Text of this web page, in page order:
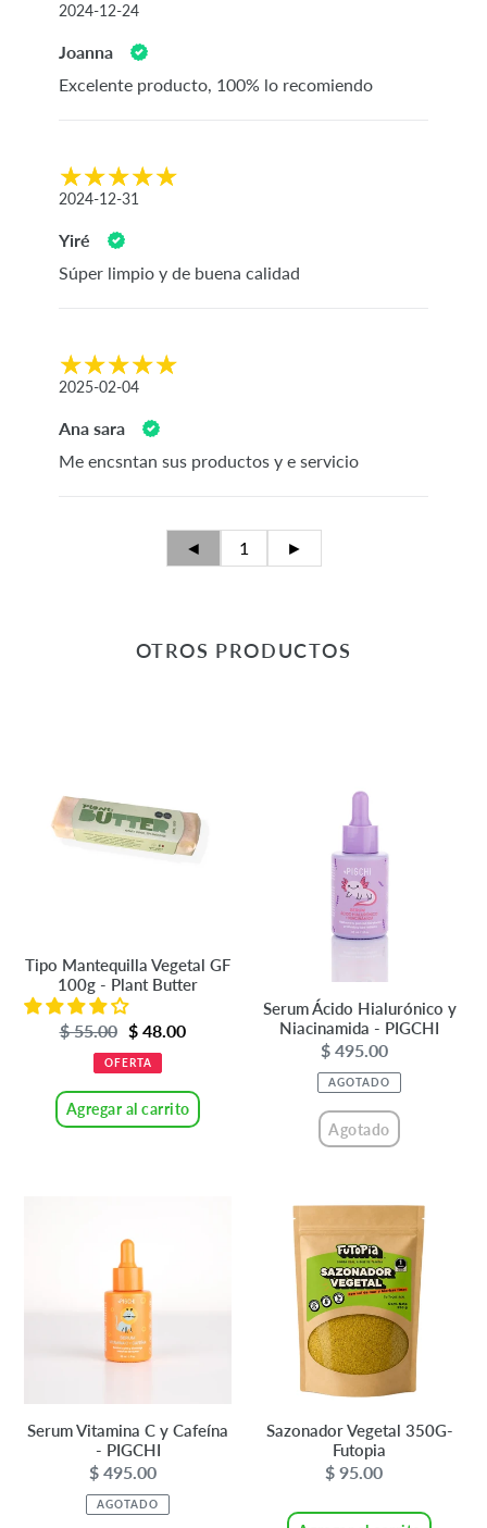
2024-12-24
Joanna
Excelente producto, 100% lo recomiendo
2024-12-31
Yiré
Súper limpio y de buena calidad
2025-02-04
Ana sara
Me encsntan sus productos y e servicio
◄ 1 ►
OTROS PRODUCTOS
100g
Tipo Mantequilla Vegetal GF
100g - Plant Butter
PrecioPrecio
habitual
$ 55.00 $ 48.00
OFERTA
Agregar al carrito
Serum Ácido Hialurónico y
Niacinamida - PIGCHI
Precio
habitual
$ 495.00
AGOTADO
Agotado
Serum Vitamina C y Cafeína
- PIGCHI
Precio
habitual
$ 495.00
AGOTADO
Sazonador
Vegetal
350G-
Futopia
Sazonador Vegetal 350G-
Futopia
Precio
$ 95.00